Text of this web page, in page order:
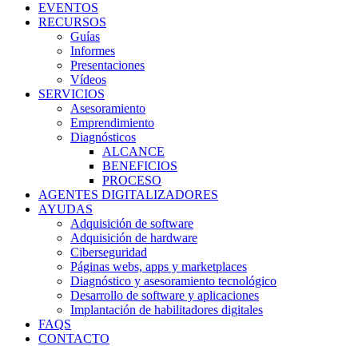
EVENTOS
RECURSOS
Guías
Informes
Presentaciones
Vídeos
SERVICIOS
Asesoramiento
Emprendimiento
Diagnósticos
ALCANCE
BENEFICIOS
PROCESO
AGENTES DIGITALIZADORES
AYUDAS
Adquisición de software
Adquisición de hardware
Ciberseguridad
Páginas webs, apps y marketplaces
Diagnóstico y asesoramiento tecnológico
Desarrollo de software y aplicaciones
Implantación de habilitadores digitales
FAQS
CONTACTO